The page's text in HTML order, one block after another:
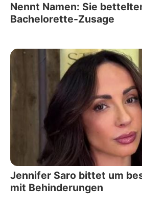
Nennt Namen: Sie
Bachelorette-Zusage
Jennifer Saro bittet um
mit Behinderungen